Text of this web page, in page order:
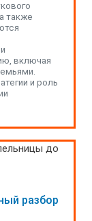
также
включая
и роль
разбор